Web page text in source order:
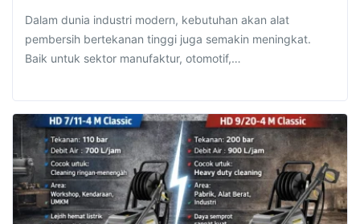
Dalam dunia industri modern, kebutuhan akan alat
pembersih bertekanan tinggi juga semakin meningkat.
Baik untuk sektor manufaktur, otomotif,…